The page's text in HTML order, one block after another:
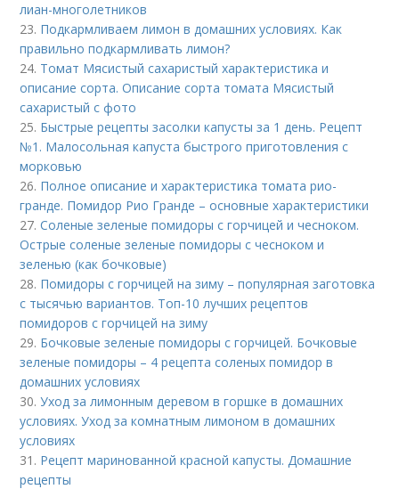
лиан-многолетников
23. Подкармливаем лимон в домашних условиях. Как
правильно подкармливать лимон?
24. Томат Мясистый сахаристый характеристика и
описание сорта. Описание сорта томата Мясистый
сахаристый с фото
25. Быстрые рецепты засолки капусты за 1 день. Рецепт
№1. Малосольная капуста быстрого приготовления с
морковью
26. Полное описание и характеристика томата рио-
гранде. Помидор Рио Гранде – основные характеристики
27.Соленые зеленые помидоры с горчицей и чесноком.
Острые соленые зеленые помидоры с чесноком и
зеленью (как бочковые)
28. Помидоры с горчицей на зиму – популярная заготовка
с тысячью вариантов. Топ-10 лучших рецептов
помидоров с горчицей на зиму
29. Бочковые зеленые помидоры с горчицей. Бочковые
зеленые помидоры – 4 рецепта соленых помидор в
домашних условиях
30.Уход за лимонным деревом в горшке в домашних
условиях. Уход за комнатным лимоном в домашних
условиях
31. Рецепт маринованной красной капусты. Домашние
рецепты